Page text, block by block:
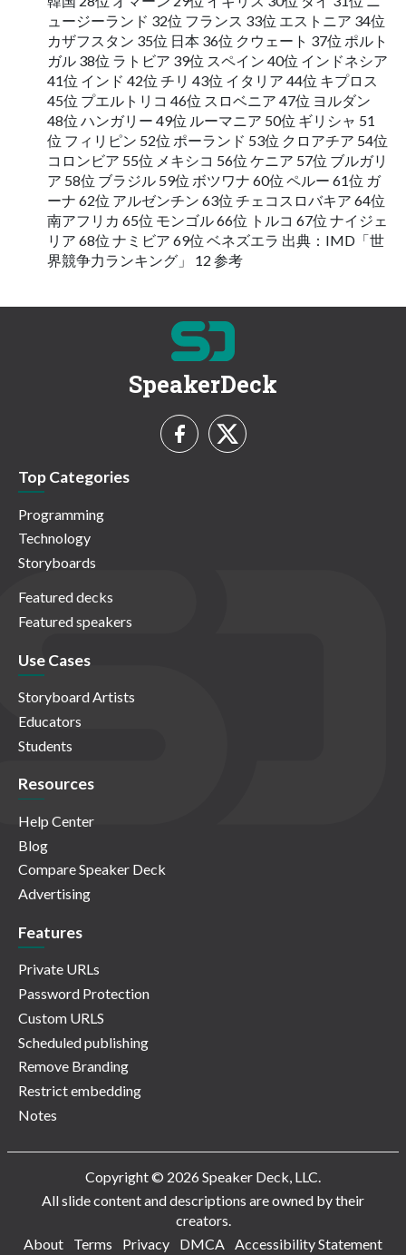
ュージーランド 32位 フランス 33位 エストニア 34位
カザフスタン 35位 日本 36位 クウェート 37位 ポルト
ガル 38位 ラトビア 39位 スペイン 40位 インドネシア
41位 インド 42位 チリ 43位 イタリア 44位 キプロス
45位 プエルトリコ 46位 スロベニア 47位 ヨルダン
48位 ハンガリー 49位 ルーマニア 50位 ギリシャ 51
位 フィリピン 52位 ポーランド 53位 クロアチア 54位
コロンビア 55位 メキシコ 56位 ケニア 57位 ブルガリ
ア 58位 ブラジル 59位 ボツワナ 60位 ペルー 61位 ガ
ーナ 62位 アルゼンチン 63位 チェコスロバキア 64位
南アフリカ 65位 モンゴル 66位 トルコ 67位 ナイジェ
リア 68位 ナミビア 69位 ベネズエラ 出典：IMD「世
界競争力ランキング」 12 参考
SpeakerDeck
Top Categories
Programming
Technology
Storyboards
Featured decks
Featured speakers
Use Cases
Storyboard Artists
Educators
Students
Resources
Help Center
Blog
Compare Speaker Deck
Advertising
Features
Private URLs
Password Protection
Custom URLS
Scheduled publishing
Remove Branding
Restrict embedding
Notes
Copyright © 2026 Speaker Deck, LLC.
All slide content and descriptions are owned by their
creators.
About
Terms Privacy DMCA Accessibility Statement